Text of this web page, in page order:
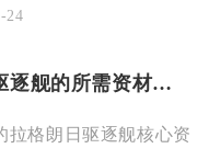
24
的所需资材有哪些
拉格朗日驱逐舰核心资